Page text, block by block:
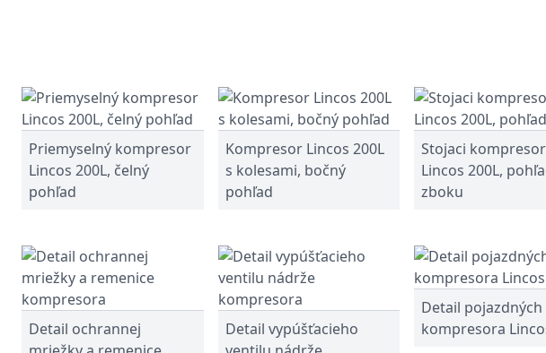
Priemyselný kompresor
Lincos 200L, čelný
pohľad
Kompresor Lincos 200L
s kolesami, bočný
pohľad
Stojaci kompresor
Lincos 200L,
zboku
Detail ochrannej
Detail vypúšťacieho
Detail pojazdných
kompresora